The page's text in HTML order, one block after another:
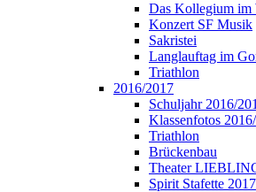
Das Kollegium im
Konzert SF Musik
Sakristei
Langlauftag im
Triathlon
2016/2017
Schuljahr 2016/
Klassenfotos
Triathlon
Brückenbau
Theater
Spirit Stafette 2017